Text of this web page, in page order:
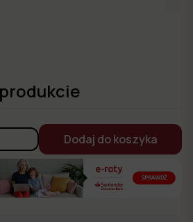
Dodaj do koszyka